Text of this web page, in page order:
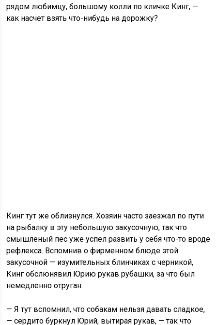
рядом любимцу, большому колли по кличке Кинг, —
как насчет взять что-нибудь на дорожку?
Кинг тут же облизнулся. Хозяин часто заезжал по пути
на рыбалку в эту небольшую закусочную, так что
смышленый пес уже успел развить у себя что-то вроде
рефлекса. Вспомнив о фирменном блюде этой
закусочной — изумительных блинчиках с черникой,
Кинг обслюнявил Юрию рукав рубашки, за что был
немедленно отруган.
— Я тут вспомнил, что собакам нельзя давать сладкое,
— сердито буркнул Юрий, вытирая рукав, — так что